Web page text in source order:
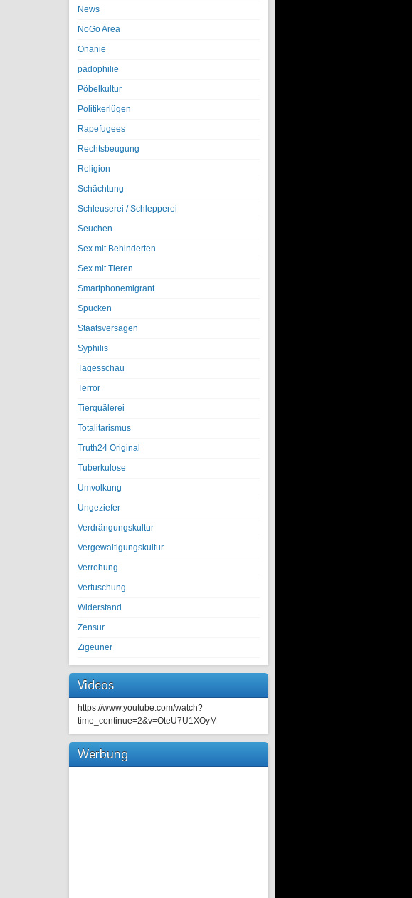
News
NoGo Area
Onanie
pädophilie
Pöbelkultur
Politikerlügen
Rapefugees
Rechtsbeugung
Religion
Schächtung
Schleuserei / Schlepperei
Seuchen
Sex mit Behinderten
Sex mit Tieren
Smartphonemigrant
Spucken
Staatsversagen
Syphilis
Tagesschau
Terror
Tierquälerei
Totalitarismus
Truth24 Original
Tuberkulose
Umvolkung
Ungeziefer
Verdrängungskultur
Vergewaltigungskultur
Verrohung
Vertuschung
Widerstand
Zensur
Zigeuner
Videos
https://www.youtube.com/watch?
time_continue=2&v=OteU7U1XOyM
Werbung